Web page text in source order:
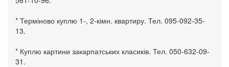
* Терміново куплю 1-, 2-кімн. квартиру. Тел. 095-092-35-
13.
* Куплю картини закарпатських класиків. Тел. 050-632-09-
31.